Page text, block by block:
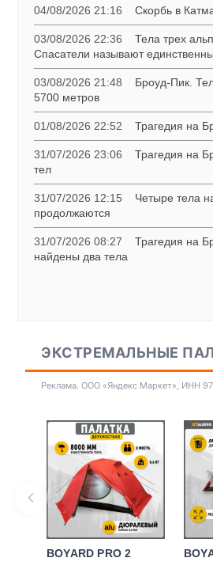
04/08/2026 21:16 Скорбь в
03/08/2026 22:36
Тела трех
Спасатели называют
03/08/2026 21:48
Броуд-Пик.
5700 метров
01/08/2026 22:52 Трагедия на
31/07/2026 23:06
Трагедия на
тел
31/07/2026 12:15
Четыре тела
продолжаются
31/07/2026 08:27
Трагедия на
найдены два тела
ЭКСТРЕМАЛЬНЫЕ
Реклама. ООО «Яндекс Маркет», ИНН
BOYARD PRO 2